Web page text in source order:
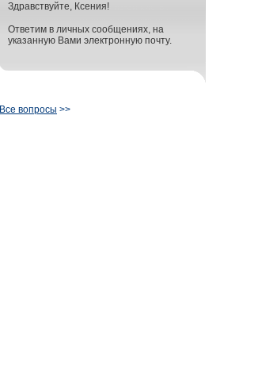
Здравствуйте, Ксения!
Ответим в личных сообщениях, на
указанную Вами электронную почту.
Все вопросы >>